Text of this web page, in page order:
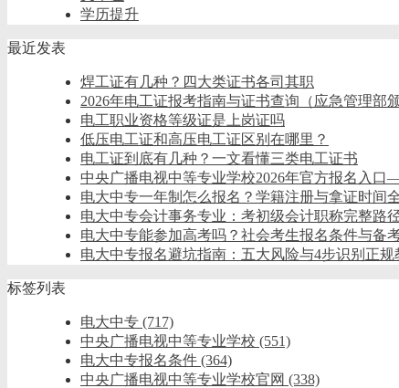
学历提升
最近发表
焊工证有几种？四大类证书各司其职
2026年电工证报考指南与证书查询（应急管理部颁
电工职业资格等级证是上岗证吗
低压电工证和高压电工证区别在哪里？
电工证到底有几种？一文看懂三类电工证书
中央广播电视中等专业学校2026年官方报名入
电大中专一年制怎么报名？学籍注册与拿证时间
电大中专会计事务专业：考初级会计职称完整路
电大中专能参加高考吗？社会考生报名条件与备
电大中专报名避坑指南：五大风险与4步识别正规
标签列表
电大中专 (717)
中央广播电视中等专业学校 (551)
电大中专报名条件 (364)
中央广播电视中等专业学校官网 (338)